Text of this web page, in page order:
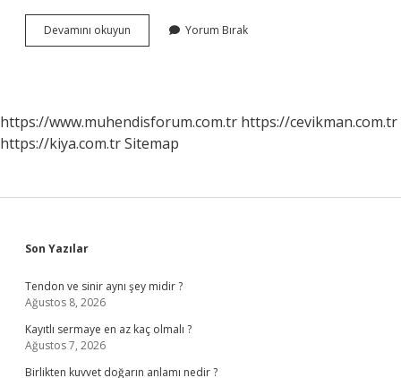
Devamını okuyun
Hangi
Yorum Bırak
https://www.muhendisforum.com.tr https://cevikman.com.tr
https://kiya.com.trSitemap
Sidebar
Son Yazılar
Tendon ve sinir aynı şey midir ?
Ağustos 8, 2026
Kayıtlı sermaye en az kaç olmalı ?
Ağustos 7, 2026
Birlikten kuvvet doğarın anlamı nedir ?